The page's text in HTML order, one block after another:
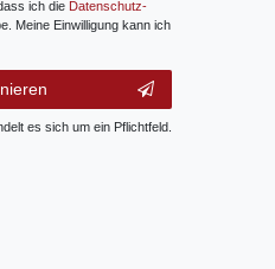
ich die Daten­schutz­
Meine Einwilligung kann ich
es sich um ein Pflichtfeld.